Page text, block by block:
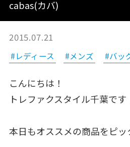
cabas(カバ)
2015.07.21
#レディース #メンズ #バッ
こんにちは！
トレファクスタイル千葉です
本日もオススメの商品をピッ